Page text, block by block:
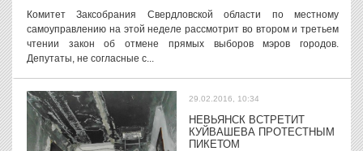
Комитет Заксобрания Свердловской области по местному
самоуправлению на этой неделе рассмотрит во втором и третьем
чтении закон об отмене прямых выборов мэров городов.
Депутаты, не согласные с...
29.02.2016, 10:34
НЕВЬЯНСК ВСТРЕТИТ
КУЙВАШЕВА ПРОТЕСТНЫМ
ПИКЕТОМ